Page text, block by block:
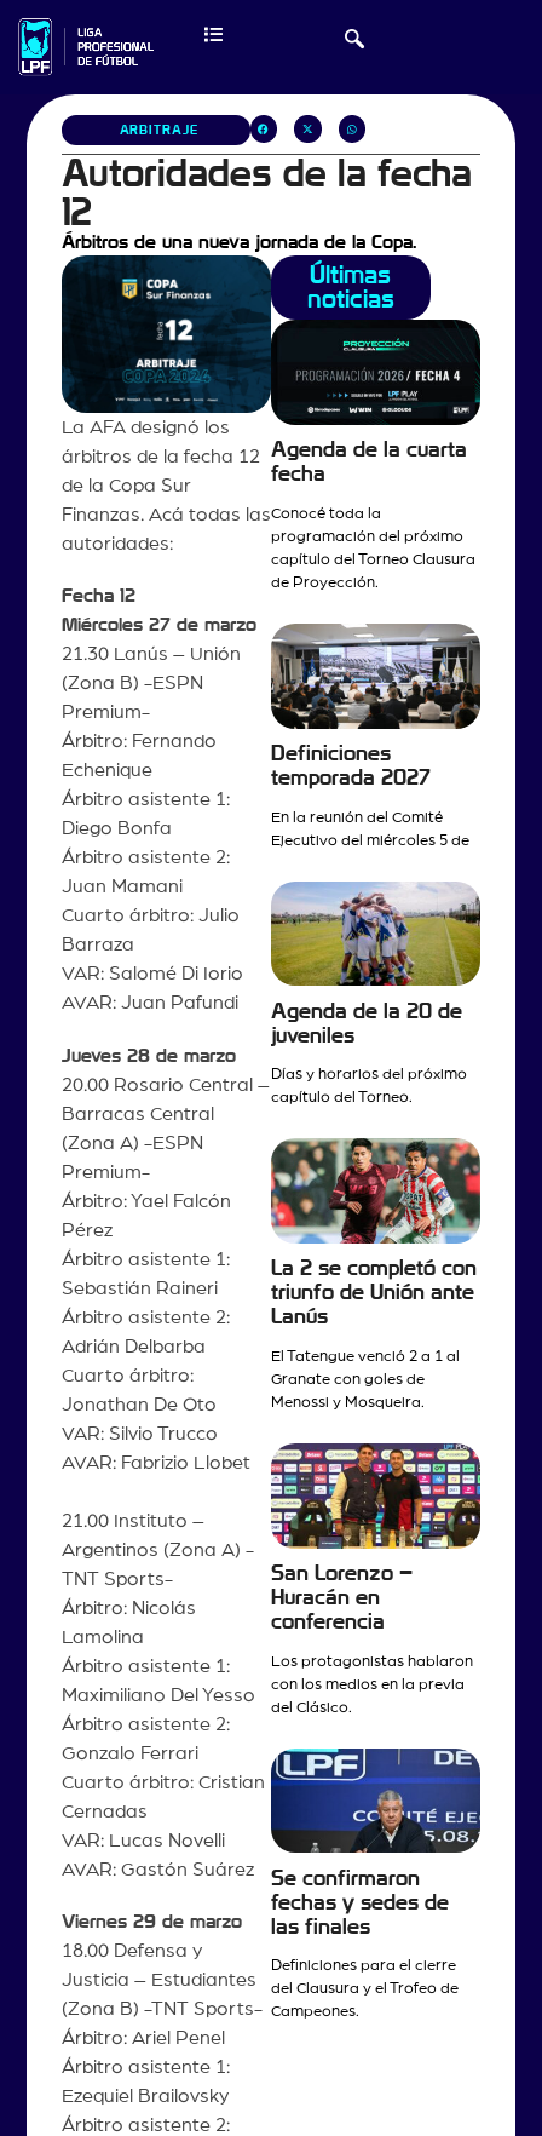
ARBITRAJE
Autoridades de la fecha
12
Árbitros de una nueva jornada de la Copa.
La AFA designó los
árbitros de la fecha 12
de la Copa Sur
Finanzas. Acá todas las
autoridades:
Fecha 12
Miércoles 27 de marzo
21.30 Lanús – Unión
(Zona B) -ESPN
Premium-
Árbitro: Fernando
Echenique
Árbitro asistente 1:
Diego Bonfa
Árbitro asistente 2:
Juan Mamani
Cuarto árbitro: Julio
Barraza
VAR: Salomé Di Iorio
AVAR: Juan Pafundi
Jueves 28 de marzo
20.00 Rosario Central –
Barracas Central
(Zona A) -ESPN
Premium-
Árbitro: Yael Falcón
Pérez
Árbitro asistente 1:
Sebastián Raineri
Árbitro asistente 2:
Adrián Delbarba
Cuarto árbitro:
Jonathan De Oto
VAR: Silvio Trucco
AVAR: Fabrizio Llobet
21.00 Instituto –
Argentinos (Zona A) -
TNT Sports-
Árbitro: Nicolás
Lamolina
Árbitro asistente 1:
Maximiliano Del Yesso
Árbitro asistente 2:
Gonzalo Ferrari
Cuarto árbitro: Cristian
Cernadas
VAR: Lucas Novelli
AVAR: Gastón Suárez
Viernes 29 de marzo
18.00 Defensa y
Justicia – Estudiantes
(Zona B) -TNT Sports-
Árbitro: Ariel Penel
Árbitro asistente 1:
Ezequiel Brailovsky
Árbitro asistente 2:
Últimas
noticias
Agenda de la cuarta
fecha
Conocé toda la
programación del próximo
capítulo del Torneo Clausura
de Proyección.
Definiciones
temporada 2027
En la reunión del Comité
Ejecutivo del miércoles 5 de
Agenda de la 20 de
juveniles
Días y horarios del próximo
capítulo del Torneo.
La 2 se completó con
triunfo de Unión ante
Lanús
El Tatengue venció 2 a 1 al
Granate con goles de
Menossi y Mosqueira.
San Lorenzo –
Huracán en
conferencia
Los protagonistas hablaron
con los medios en la previa
del Clásico.
Se confirmaron
fechas y sedes de
las finales
Definiciones para el cierre
del Clausura y el Trofeo de
Campeones.